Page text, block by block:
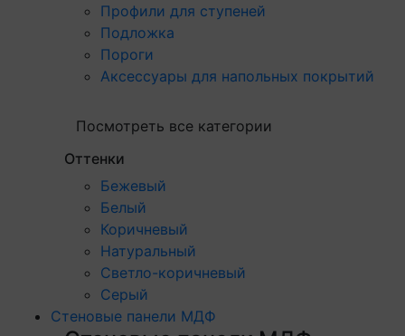
Профили для ступеней
Подложка
Пороги
Аксессуары для напольных покрытий
Посмотреть все категории
Оттенки
Бежевый
Белый
Коричневый
Натуральный
Светло-коричневый
Серый
Стеновые панели МДФ